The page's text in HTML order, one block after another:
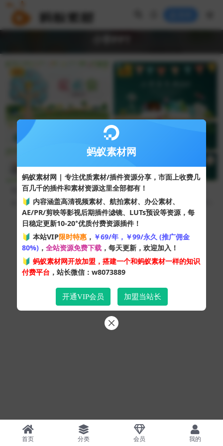
可爱卡通儿童小学一年级新学
期家长会PPT模板
48 10
深绿色可爱小学幼儿园家长会
ppt模板
40
Copyright © 2024蚂蚁素材网- 版权所有 All rights reserved.
粤ICP备19095528号
XML网站地图HTML网站地图 百度地图
SQL：50
Pages：0.34050s
首页 分类 会员 我的
蚂蚁素材网
蚂蚁素材网 | 专注优质素材/插件资源分享，市面上收费几
百几千的插件和素材资源这里全部都有！
🔰 内容涵盖高清视频素材、航拍素材、办公素材、
AE/PR/剪映等影视后期插件滤镜、LUTs预设等资源，每
日稳定更新10-20+优质付费资源插件！
🔰 本站VIP限时特惠 ， ￥69/年，￥99/永久 (推广佣金
80%) ， 全站资源免费下载 ，每天更新，欢迎加入！
🔰 蚂蚁素材网开放加盟，搭建一个和蚂蚁素材一样的知识
付费平台 ，站长微信：w8073889
开通VIP会员 加盟当站长